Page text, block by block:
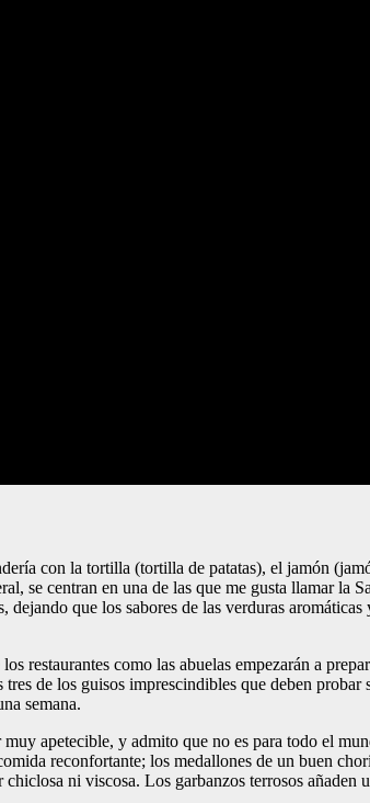
con la tortilla (tortilla de patatas), el jamón
se centran en una de las que me gusta llamar la
que los sabores de las verduras
restaurantes como las abuelas empezarán a
de los guisos imprescindibles que deben
semana.
apetecible, y admito que no es para todo el
reconfortante; los medallones de un buen
ni viscosa. Los garbanzos terrosos añaden